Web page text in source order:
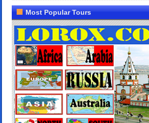
Most Popular Tours